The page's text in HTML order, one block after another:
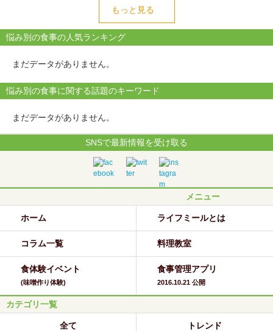
もっと見る
悩み別の食事の人気ランキング
まだデータがありません。
悩み別の食事に関する話題のキーワード
まだデータがありません。
SNSで最新情報を受け取る
メニュー
ホーム ライフミールとは
コラム一覧 料理教室
食体験イベント
(味噌作り体験)
食事管理アプリ
2016.10.21 公開
カテゴリ一覧
全て トレンド